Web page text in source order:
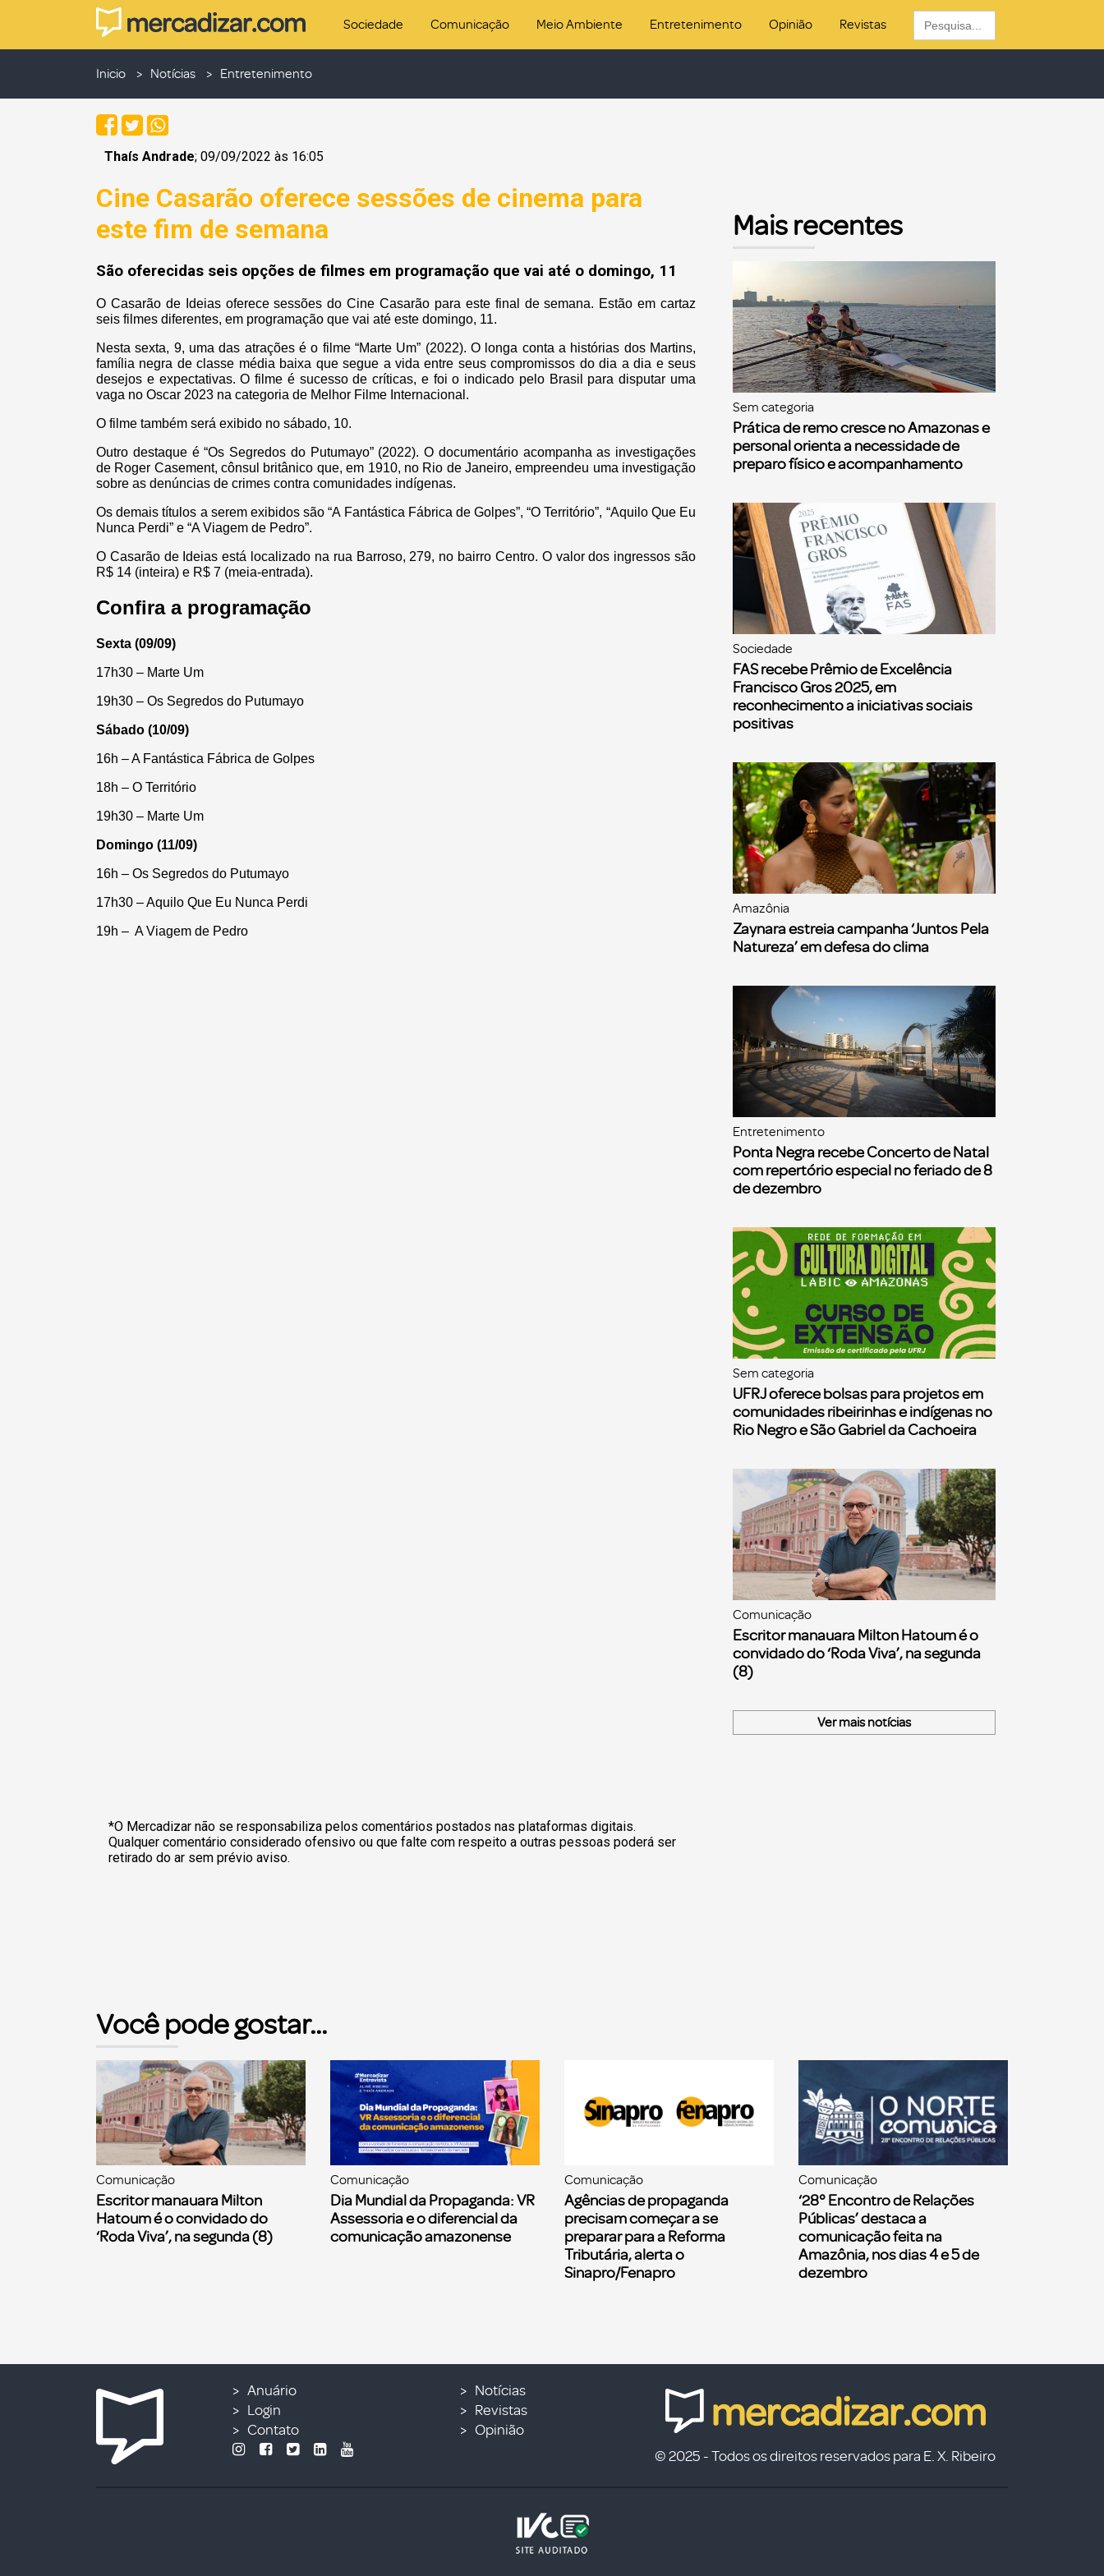
Sociedade Comunicação Meio Ambiente Entretenimento Opinião Revistas
Search
for:
Inicio Notícias Entretenimento
Thaís Andrade; 09/09/2022 às 16:05
Cine Casarão oferece sessões de cinema para
este fim de semana
São oferecidas seis opções de filmes em programação que vai até o domingo, 11
O Casarão de Ideias oferece sessões do Cine Casarão para este final de semana. Estão em cartaz
seis filmes diferentes, em programação que vai até este domingo, 11.
Nesta sexta, 9, uma das atrações é o filme “Marte Um” (2022). O longa conta a histórias dos Martins,
família negra de classe média baixa que segue a vida entre seus compromissos do dia a dia e seus
desejos e expectativas. O filme é sucesso de críticas, e foi o indicado pelo Brasil para disputar uma
vaga no Oscar 2023 na categoria de Melhor Filme Internacional.
O filme também será exibido no sábado, 10.
Outro destaque é “Os Segredos do Putumayo” (2022). O documentário acompanha as investigações
de Roger Casement, cônsul britânico que, em 1910, no Rio de Janeiro, empreendeu uma investigação
sobre as denúncias de crimes contra comunidades indígenas.
Os demais títulos a serem exibidos são “A Fantástica Fábrica de Golpes”, “O Território”, “Aquilo Que Eu
Nunca Perdi” e “A Viagem de Pedro”.
O Casarão de Ideias está localizado na rua Barroso, 279, no bairro Centro. O valor dos ingressos são
R$ 14 (inteira) e R$ 7 (meia-entrada).
Confira a programação
Sexta (09/09)
17h30 – Marte Um
19h30 – Os Segredos do Putumayo
Sábado (10/09)
16h – A Fantástica Fábrica de Golpes
18h – O Território
19h30 – Marte Um
Domingo (11/09)
16h – Os Segredos do Putumayo
17h30 – Aquilo Que Eu Nunca Perdi
19h – A Viagem de Pedro
*O Mercadizar não se responsabiliza pelos comentários postados nas plataformas digitais.
Qualquer comentário considerado ofensivo ou que falte com respeito a outras pessoas poderá ser
retirado do ar sem prévio aviso.
Mais recentes
Sem categoria
Prática de remo cresce no Amazonas e
personal orienta a necessidade de
preparo físico e acompanhamento
Sociedade
FAS recebe Prêmio de Excelência
Francisco Gros 2025, em
reconhecimento a iniciativas sociais
positivas
Amazônia
Zaynara estreia campanha ‘Juntos Pela
Natureza’ em defesa do clima
Entretenimento
Ponta Negra recebe Concerto de Natal
com repertório especial no feriado de 8
de dezembro
Sem categoria
UFRJ oferece bolsas para projetos em
comunidades ribeirinhas e indígenas no
Rio Negro e São Gabriel da Cachoeira
Comunicação
Escritor manauara Milton Hatoum é o
convidado do ‘Roda Viva’, na segunda
(8)
Ver mais notícias
Você pode gostar...
Comunicação
Escritor manauara Milton
Hatoum é o convidado do
‘Roda Viva’, na segunda (8)
Comunicação
Dia Mundial da Propaganda: VR
Assessoria e o diferencial da
comunicação amazonense
Comunicação
Agências de propaganda
precisam começar a se
preparar para a Reforma
Tributária, alerta o
Sinapro/Fenapro
Comunicação
‘28° Encontro de Relações
Públicas’ destaca a
comunicação feita na
Amazônia, nos dias 4 e 5 de
dezembro
Anuário
Login
Contato
Notícias
Revistas
Opinião
© 2025 - Todos os direitos reservados para E. X. Ribeiro